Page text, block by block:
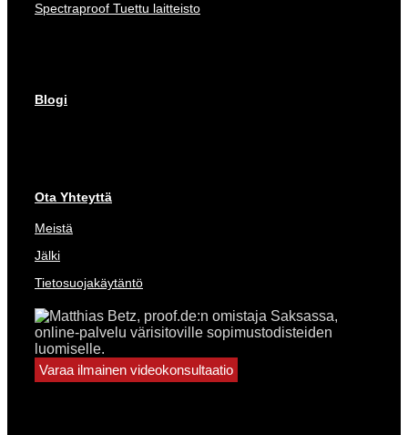
Spectraproof Tuettu laitteisto
Blogi
Ota Yhteyttä
Meistä
Jälki
Tietosuojakäytäntö
Varaa ilmainen videokonsultaatio